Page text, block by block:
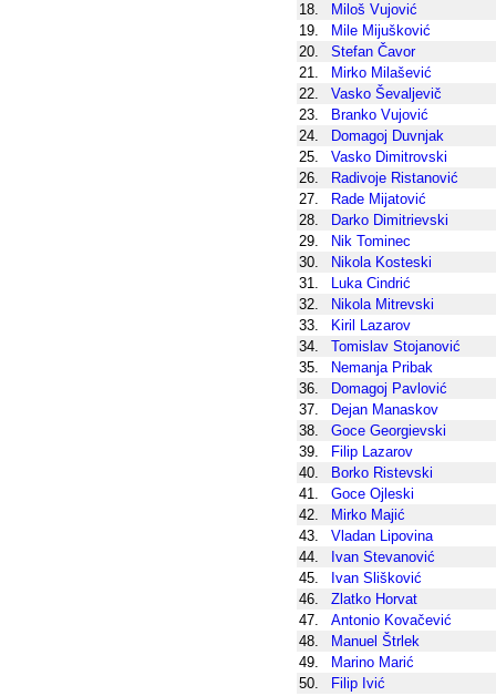
18.
Miloš Vujović
19.
Mile Mijušković
20.
Stefan Čavor
21.
Mirko Milašević
22.
Vasko Ševaljevič
23.
Branko Vujović
24.
Domagoj Duvnjak
25.
Vasko Dimitrovski
26.
Radivoje Ristanović
27.
Rade Mijatović
28.
Darko Dimitrievski
29.
Nik Tominec
30.
Nikola Kosteski
31.
Luka Cindrić
32.
Nikola Mitrevski
33.
Kiril Lazarov
34.
Tomislav Stojanović
35.
Nemanja Pribak
36.
Domagoj Pavlović
37.
Dejan Manaskov
38.
Goce Georgievski
39.
Filip Lazarov
40.
Borko Ristevski
41.
Goce Ojleski
42.
Mirko Majić
43.
Vladan Lipovina
44.
Ivan Stevanović
45.
Ivan Slišković
46.
Zlatko Horvat
47.
Antonio Kovačević
48.
Manuel Štrlek
49.
Marino Marić
50.
Filip Ivić